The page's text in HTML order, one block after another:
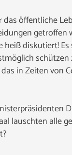
das öffentliche
getroffen
heiß diskutiert!
in Zeiten von
lauschten alle